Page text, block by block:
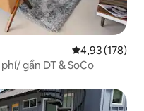
Xếp hạng
4,93 (178)
gần DT & SoCo